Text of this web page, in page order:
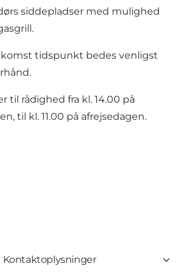
siddepladser med mulighed
tidspunkt bedes venligst
til rådighed fra kl. 14.00 på
til kl. 11.00 på afrejsedagen.
Kontaktoplysninger